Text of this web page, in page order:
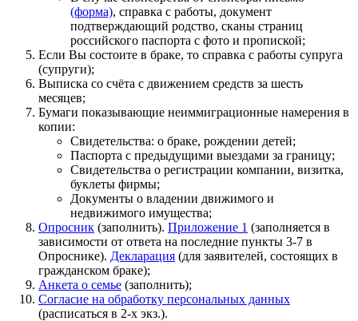
(форма), справка с работы, документ
подтверждающий родство, сканы страниц
российского паспорта с фото и пропиской;
Если Вы состоите в браке, то справка с работы супруга
(супруги);
Выписка со счёта с движением средств за шесть
месяцев;
Бумаги показывающие неиммиграционные намерения в
копии:
Свидетельства: о браке, рождении детей;
Паспорта с предыдущими выездами за границу;
Свидетельства о регистрации компании, визитка,
буклеты фирмы;
Документы о владении движимого и
недвижимого имущества;
Опросник (заполнить). Приложение 1 (заполняется в
зависимости от ответа на последние пункты 3-7 в
Опроснике). Декларация (для заявителей, состоящих в
гражданском браке);
Анкета о семье (заполнить);
Согласие на обработку персональных данных
(расписаться в 2-х экз.).